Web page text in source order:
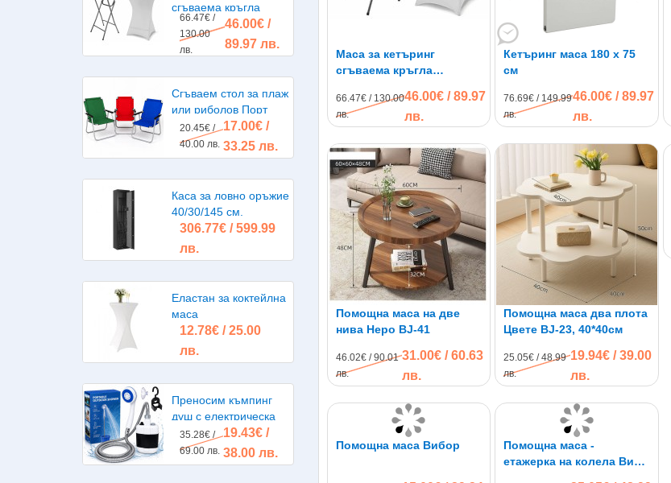
сгъваема кръгла
диаметър 80см.
66.47€ /
130.00
лв.
46.00€ /
89.97 лв.
Сгъваем стол за плаж
или риболов Порт
20.45€ /
40.00 лв.
17.00€ /
33.25 лв.
Каса за ловно оръжие
40/30/145 см.
306.77€ / 599.99
лв.
Еластан за коктейлна
маса
12.78€ / 25.00
лв.
Преносим къмпинг
душ с електрическа
помпа, акумулаторна
батерия
35.28€ /
69.00 лв.
19.43€ /
38.00 лв.
Маса за кетъринг
сгъваема кръгла
66.47€ / 130.00
лв.
46.00€ / 89.97
лв.
Кетъринг маса 180 x 75
см
76.69€ / 149.99
лв.
46.00€ / 89.97
лв.
Помощна маса на две
нива Неро BJ-41
46.02€ / 90.01
лв.
31.00€ / 60.63
лв.
Помощна маса два плота
Цвете BJ-23, 40*40см
25.05€ / 48.99
лв.
19.94€ / 39.00
лв.
Помощна маса Вибор
Помощна маса -
етажерка на колела Виво